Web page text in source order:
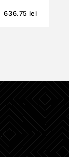
636.75 lei